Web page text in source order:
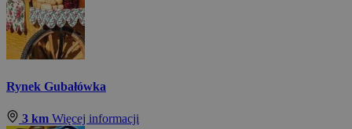
Rynek Gubałówka
3 km Więcej informacji